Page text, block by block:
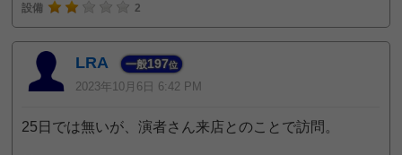
設備
2
LRA 一般197位
2023年10月6日 6:42 PM
25日では無いが、演者さん来店とのことで訪問。